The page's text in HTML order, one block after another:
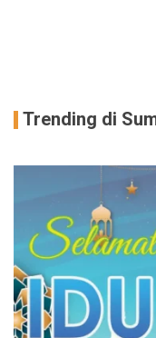
Trending di